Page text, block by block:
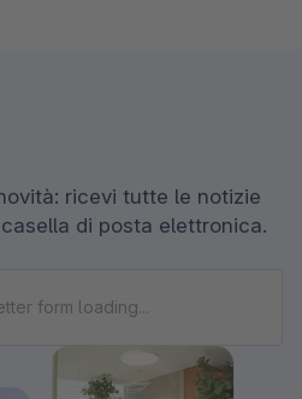
ricevi tutte le notizie
di posta elettronica.
form loading...